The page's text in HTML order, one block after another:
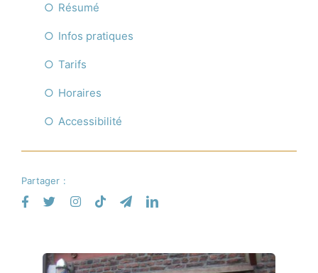
Résumé
Infos pratiques
Tarifs
Horaires
Accessibilité
Partager :